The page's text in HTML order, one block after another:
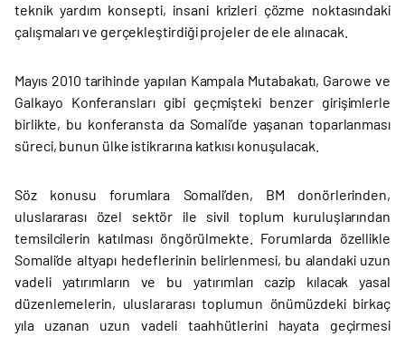
teknik yardım konsepti, insani krizleri çözme noktasındaki
çalışmaları ve gerçekleştirdiği projeler de ele alınacak.
Mayıs 2010 tarihinde yapılan Kampala Mutabakatı, Garowe ve
Galkayo Konferansları gibi geçmişteki benzer girişimlerle
birlikte, bu konferansta da Somali’de yaşanan toparlanması
süreci, bunun ülke istikrarına katkısı konuşulacak.
Söz konusu forumlara Somali’den, BM donörlerinden,
uluslararası özel sektör ile sivil toplum kuruluşlarından
temsilcilerin katılması öngörülmekte. Forumlarda özellikle
Somali’de altyapı hedeflerinin belirlenmesi, bu alandaki uzun
vadeli yatırımların ve bu yatırımları cazip kılacak yasal
düzenlemelerin, uluslararası toplumun önümüzdeki birkaç
yıla uzanan uzun vadeli taahhütlerini hayata geçirmesi